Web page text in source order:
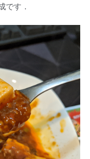
です．